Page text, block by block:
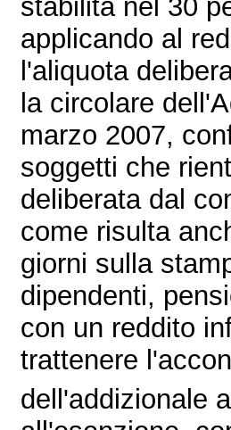
stabilita nel 30
applicando al
l'aliquota
la circolare
marzo 2007,
soggetti che
deliberata dal
come risulta
giorni sulla
dipendenti,
con un reddito
trattenere
dell'addizionale